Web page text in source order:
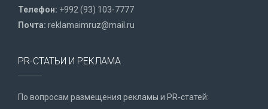
Телефон: +992 (93) 103-7777
Почта: reklamaimruz@mail.ru
PR-СТАТЬИ И РЕКЛАМА
По вопросам размещения рекламы и PR-статей: